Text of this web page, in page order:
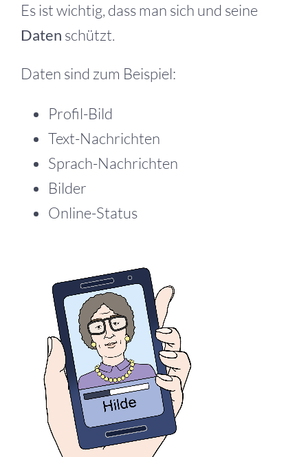
Es ist wichtig, dass man sich und seine
Daten schützt.
Daten sind zum Beispiel:
Profil-Bild
Text-Nachrichten
Sprach-Nachrichten
Bilder
Online-Status